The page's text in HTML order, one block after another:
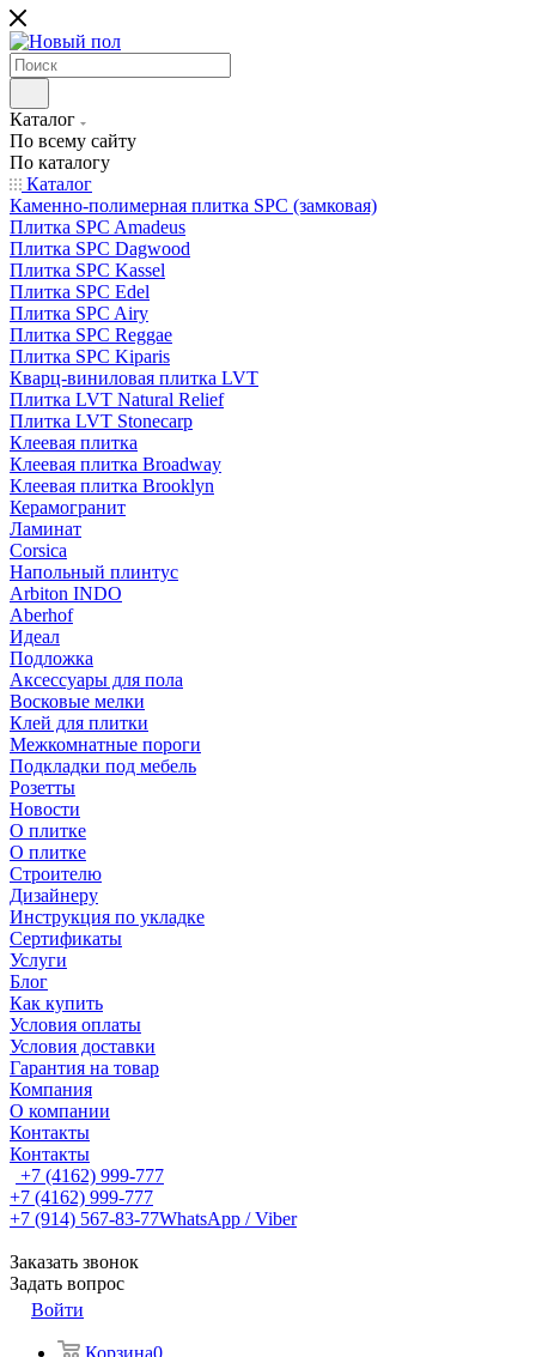
Каталог
По всему сайту
По каталогу
Каталог
Каменно-полимерная плитка SPC (замковая)
Плитка SPC Amadeus
Плитка SPC Dagwood
Плитка SPC Kassel
Плитка SPC Edel
Плитка SPC Airy
Плитка SPC Reggae
Плитка SPC Kiparis
Кварц-виниловая плитка LVT
Плитка LVT Natural Relief
Плитка LVT Stonecarp
Клеевая плитка
Клеевая плитка Broadway
Клеевая плитка Brooklyn
Керамогранит
Ламинат
Corsica
Напольный плинтус
Arbiton INDO
Aberhof
Идеал
Подложка
Аксессуары для пола
Восковые мелки
Клей для плитки
Межкомнатные пороги
Подкладки под мебель
Розетты
Новости
О плитке
О плитке
Строителю
Дизайнеру
Инструкция по укладке
Сертификаты
Услуги
Блог
Как купить
Условия оплаты
Условия доставки
Гарантия на товар
Компания
О компании
Контакты
Контакты
+7 (4162) 999-777
+7 (4162) 999-777
+7 (914) 567-83-77WhatsApp / Viber
Заказать звонок
Задать вопрос
Войти
Корзина0